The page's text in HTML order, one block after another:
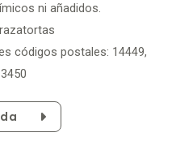
ni añadidos.
códigos postales: 14449,